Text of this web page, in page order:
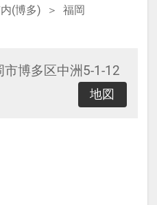
(博多)
福岡
博多区中洲5-1-12
地図